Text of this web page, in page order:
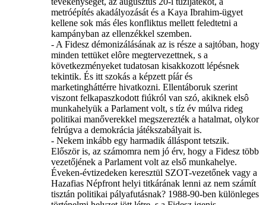
metróépítés akadályozását és a Kaya Ibrahim-ügyet
kellene sok más éles konfliktus mellett feledtetni a
kampányban az ellenzékkel szemben.
- A Fidesz démonizálásának az is része a sajtóban, hogy
minden tettüket elôre megtervezettnek, s a
következményeket tudatosan kisakkozott lépésnek
tekintik. És itt szokás a képzett píár és
marketingháttérre hivatkozni. Ellentáboruk szerint
viszont felkapaszkodott fiúkról van szó, akiknek elsô
munkahelyük a Parlament volt, s tíz év múlva rideg
politikai manőverekkel megszerezték a hatalmat, olykor
felrúgva a demokrácia játékszabályait is.
- Nekem inkább egy harmadik álláspont tetszik.
Először is, az számomra nem jó érv, hogy a Fidesz több
vezetőjének a Parlament volt az első munkahelye.
Éveken-évtizedeken keresztül SZOT-vezetőnek vagy a
Hazafias Népfront helyi titkárának lenni az nem számít
tisztán politikai pályafutásnak? 1988-90-ben különleges